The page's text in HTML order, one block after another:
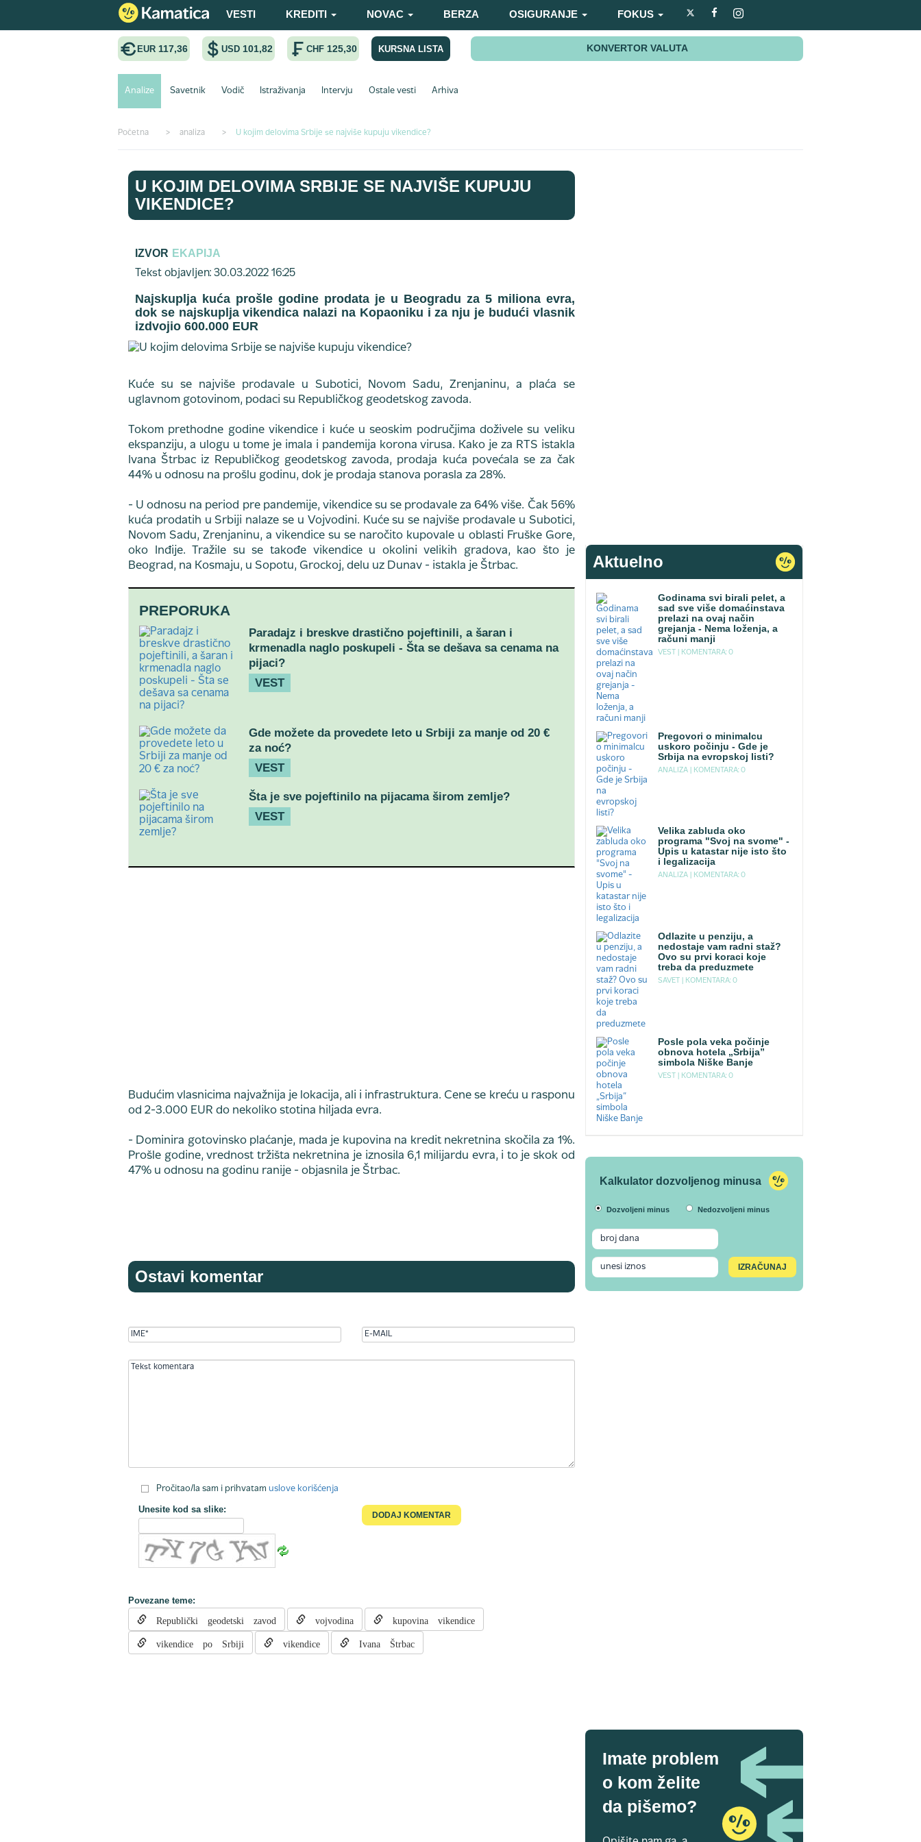
VESTI KREDITI NOVAC BERZA OSIGURANJE FOKUS
EUR 117,36 USD 101,82 CHF 125,30 KURSNA LISTA KONVERTOR VALUTA
Analize Savetnik Vodič Istraživanja Intervju Ostale vesti Arhiva
Početna > analiza > U kojim delovima Srbije se najviše kupuju vikendice?
U KOJIM DELOVIMA SRBIJE SE NAJVIŠE KUPUJU
VIKENDICE?
IZVOR EKAPIJA
Tekst objavljen: 30.03.2022 16:25
Najskuplja kuća prošle godine prodata je u Beogradu za 5 miliona evra,
dok se najskuplja vikendica nalazi na Kopaoniku i za nju je budući vlasnik
izdvojio 600.000 EUR
Kuće su se najviše prodavale u Subotici, Novom Sadu, Zrenjaninu, a plaća se
uglavnom gotovinom, podaci su Republičkog geodetskog zavoda.
Tokom prethodne godine vikendice i kuće u seoskim područjima doživele su veliku
ekspanziju, a ulogu u tome je imala i pandemija korona virusa. Kako je za RTS istakla
Ivana Štrbac iz Republičkog geodetskog zavoda, prodaja kuća povećala se za čak
44% u odnosu na prošlu godinu, dok je prodaja stanova porasla za 28%.
- U odnosu na period pre pandemije, vikendice su se prodavale za 64% više. Čak 56%
kuća prodatih u Srbiji nalaze se u Vojvodini. Kuće su se najviše prodavale u Subotici,
Novom Sadu, Zrenjaninu, a vikendice su se naročito kupovale u oblasti Fruške Gore,
oko Inđije. Tražile su se takođe vikendice u okolini velikih gradova, kao što je
Beograd, na Kosmaju, u Sopotu, Grockoj, delu uz Dunav - istakla je Štrbac.
PREPORUKA
Paradajz i breskve drastično pojeftinili, a šaran i
krmenadla naglo poskupeli - Šta se dešava sa cenama na
pijaci?
VEST
Gde možete da provedete leto u Srbiji za manje od 20 €
za noć?
VEST
Šta je sve pojeftinilo na pijacama širom zemlje?
VEST
Budućim vlasnicima najvažnija je lokacija, ali i infrastruktura. Cene se kreću u rasponu
od 2-3.000 EUR do nekoliko stotina hiljada evra.
- Dominira gotovinsko plaćanje, mada je kupovina na kredit nekretnina skočila za 1%.
Prošle godine, vrednost tržišta nekretnina je iznosila 6,1 milijardu evra, i to je skok od
47% u odnosu na godinu ranije - objasnila je Štrbac.
Ostavi komentar
Pročitao/la sam i prihvatam uslove korišćenja
Unesite kod sa slike:
Povezane teme:
Republički geodetski zavod vojvodina kupovina vikendice
vikendice po Srbiji vikendice Ivana Štrbac
Aktuelno
Godinama svi birali pelet, a
sad sve više domaćinstava
prelazi na ovaj način
grejanja - Nema loženja, a
računi manji
VEST | KOMENTARA: 0
Pregovori o minimalcu
uskoro počinju - Gde je
Srbija na evropskoj listi?
ANALIZA | KOMENTARA: 0
Velika zabluda oko
programa "Svoj na svome" -
Upis u katastar nije isto što
i legalizacija
ANALIZA | KOMENTARA: 0
Odlazite u penziju, a
nedostaje vam radni staž?
Ovo su prvi koraci koje
treba da preduzmete
SAVET | KOMENTARA: 0
Posle pola veka počinje
obnova hotela „Srbija”
simbola Niške Banje
VEST | KOMENTARA: 0
Kalkulator dozvoljenog minusa
Dozvoljeni minus Nedozvoljeni minus
Imate problem
o kom želite
da pišemo?